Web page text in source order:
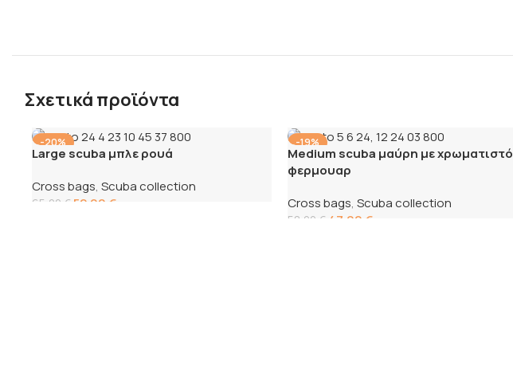
Σχετικά προϊόντα
-20%
Large scuba μπλε ρουά
Cross bags, Scuba collection
65,00 € 52,00 €
-19%
Medium scuba μαύρη με χρωματιστό
φερμουαρ
Cross bags, Scuba collection
58,00 € 47,00 €